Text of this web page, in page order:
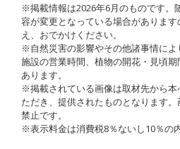
※掲載情報は2026年6月のものです。
容が変更となっている場合がありま
え、おでかけください。
※自然災害の影響やその他諸事情によ
施設の営業時間、植物の開花・見頃
あります。
※掲載されている画像は取材先から
ただき、提供されたものとなります
禁止です。
※表示料金は消費税8％ないし10％の